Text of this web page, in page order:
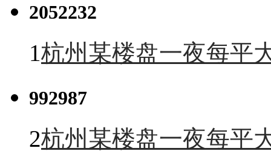
2052232
1杭州某楼盘一夜每平
992987
2杭州某楼盘一夜每平